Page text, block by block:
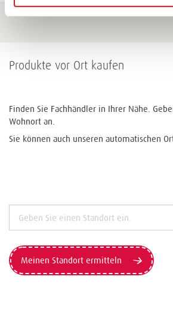
Produkte vor Ort kaufen
Finden Sie Fachhändler in Ihrer Nähe.
Wohnort an.
Sie können auch unseren automatischen
Meinen Standort ermitteln